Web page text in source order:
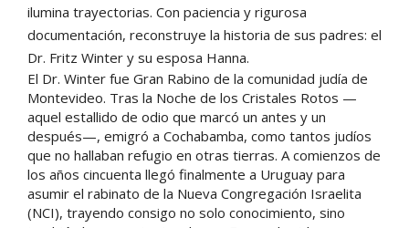
ilumina trayectorias. Con paciencia y rigurosa
documentación, reconstruye la historia de sus padres: el
Dr. Fritz Winter y su esposa Hanna.
El Dr. Winter fue Gran Rabino de la comunidad judía de
Montevideo. Tras la Noche de los Cristales Rotos —
aquel estallido de odio que marcó un antes y un
después—, emigró a Cochabamba, como tantos judíos
que no hallaban refugio en otras tierras. A comienzos de
los años cincuenta llegó finalmente a Uruguay para
asumir el rabinato de la Nueva Congregación Israelita
(NCI), trayendo consigo no solo conocimiento, sino